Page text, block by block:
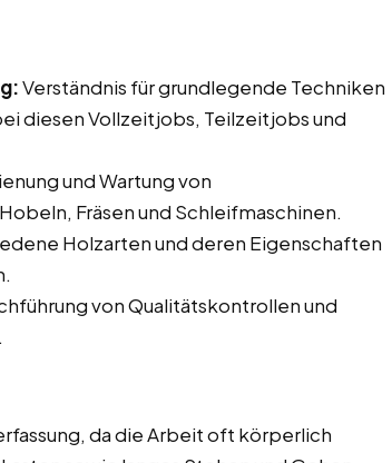
Verständnis für grundlegende Techniken
diesen Vollzeitjobs, Teilzeitjobs und
und Wartung von
Fräsen und Schleifmaschinen.
Holzarten und deren Eigenschaften
von Qualitätskontrollen und
da die Arbeit oft körperlich